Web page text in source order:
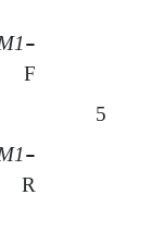
5
-
F
-
R